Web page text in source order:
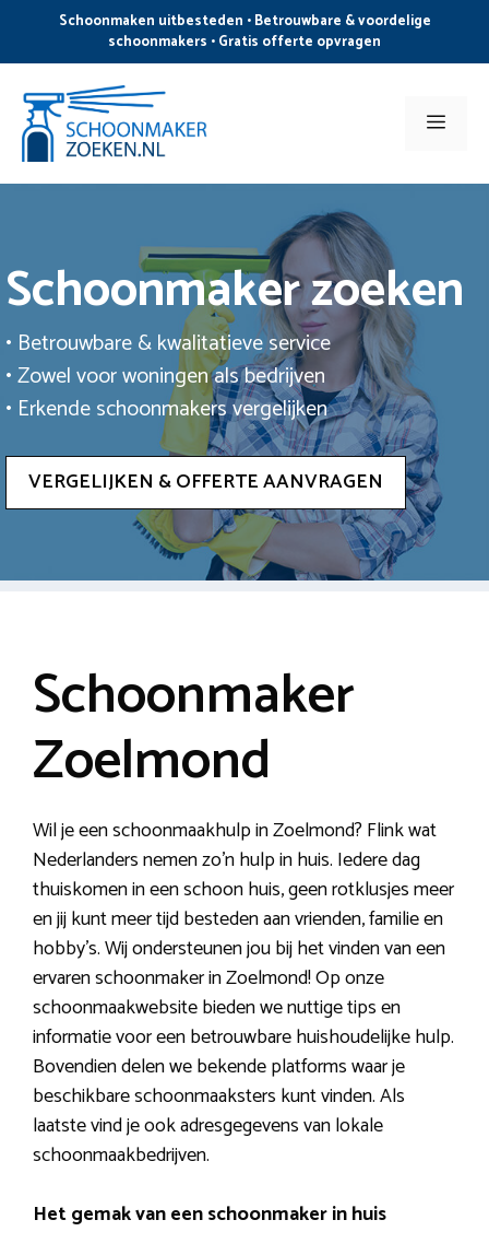
de
inhoud
Schoonmaken uitbesteden • Betrouwbare & voordelige
schoonmakers • Gratis offerte opvragen
Menu
Schoonmaker zoeken
• Betrouwbare & kwalitatieve service
• Zowel voor woningen als bedrijven
• Erkende schoonmakers vergelijken
VERGELIJKEN & OFFERTE AANVRAGEN
Schoonmaker
Zoelmond
Wil je een schoonmaakhulp in Zoelmond? Flink wat
Nederlanders nemen zo’n hulp in huis. Iedere dag
thuiskomen in een schoon huis, geen rotklusjes meer
en jij kunt meer tijd besteden aan vrienden, familie en
hobby’s. Wij ondersteunen jou bij het vinden van een
ervaren schoonmaker in Zoelmond! Op onze
schoonmaakwebsite bieden we nuttige tips en
informatie voor een betrouwbare huishoudelijke hulp.
Bovendien delen we bekende platforms waar je
beschikbare schoonmaaksters kunt vinden. Als
laatste vind je ook adresgegevens van lokale
schoonmaakbedrijven.
Het gemak van een schoonmaker in huis